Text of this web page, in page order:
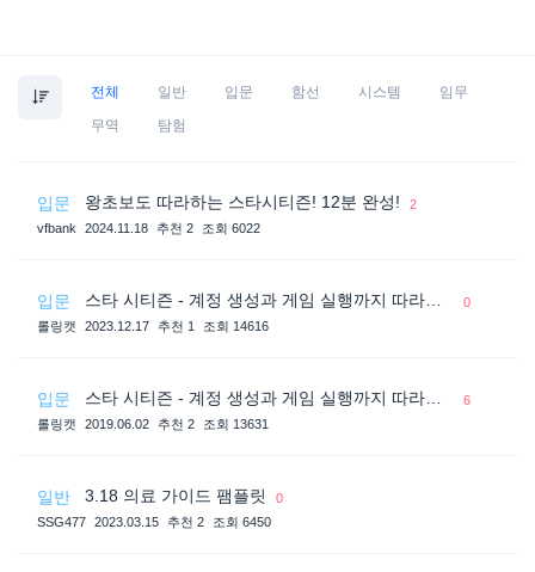
전체 일반 입문 함선 시스템
임무
무역
탐험
입문 왕초보도 따라하는 스타시티즌! 12분 완성!
2
vfbank
2024.11.18 추천 2 조회 6022
입문
0
롤링캣
2023.12.17 추천 1 조회 14616
입문
6
롤링캣
2019.06.02 추천 2 조회 13631
일반 3.18 의료 가이드 팸플릿
0
SSG477 2023.03.15 추천 2 조회 6450